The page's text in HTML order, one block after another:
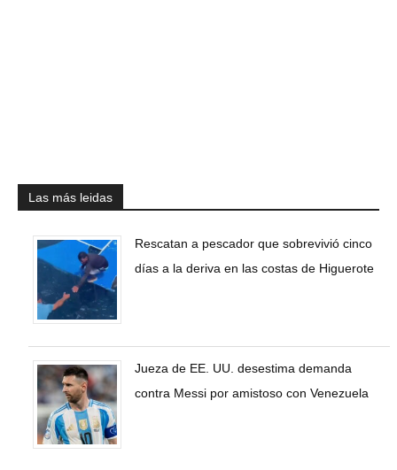
Las más leidas
Rescatan a pescador que sobrevivió cinco
días a la deriva en las costas de Higuerote
Jueza de EE. UU. desestima demanda
contra Messi por amistoso con Venezuela